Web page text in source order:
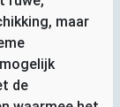
maar
de